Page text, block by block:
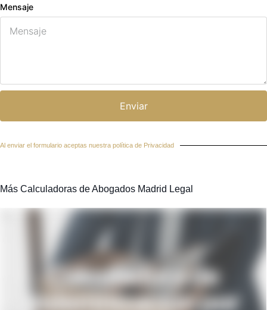
Mensaje
Enviar
Al enviar el formulario aceptas nuestra política de Privacidad
Más Calculadoras de Abogados Madrid Legal